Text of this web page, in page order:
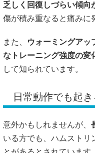
乏しく回復しづらい傾向
傷が積み重なると痛みに
また、 ウォーミングアッ
なトレーニング強度の変
して知られています。
日常動作でも起
意外かもしれませんが、
いる方でも、ハムストリ